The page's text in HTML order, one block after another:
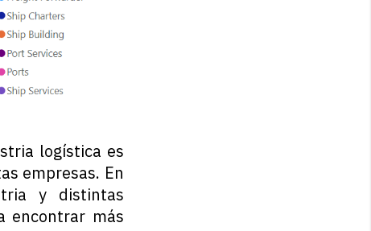
logística es
empresas. En
y distintas
encontrar más